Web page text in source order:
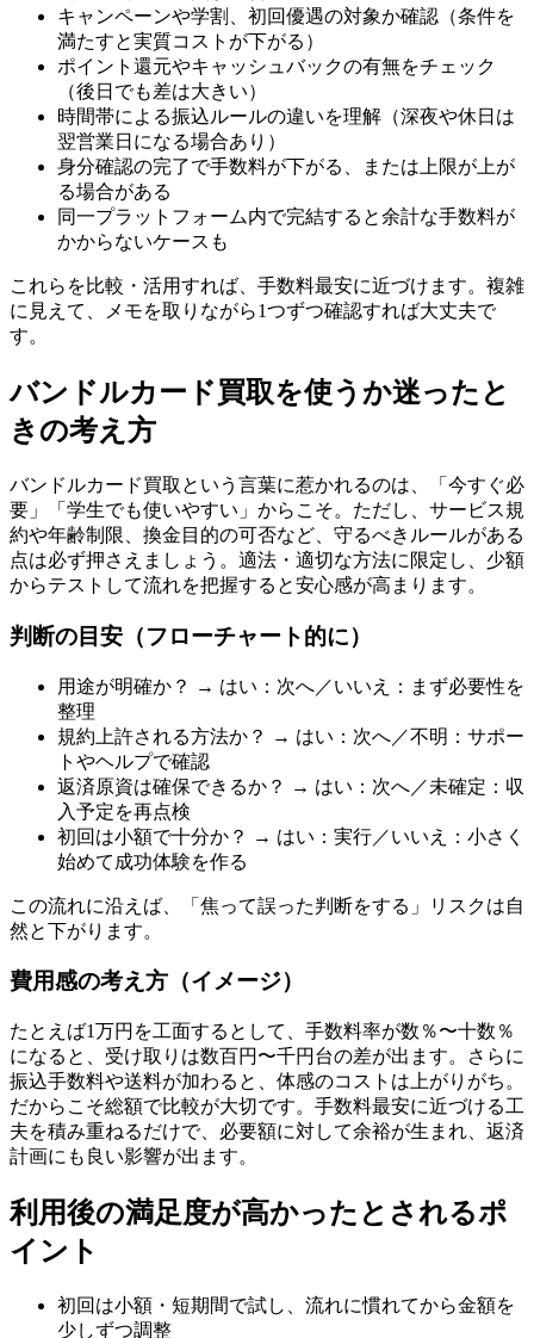
キャンペーンや学割、初回優遇の対象か確認（条件を
満たすと実質コストが下がる）
ポイント還元やキャッシュバックの有無をチェック
（後日でも差は大きい）
時間帯による振込ルールの違いを理解（深夜や休日は
翌営業日になる場合あり）
身分確認の完了で手数料が下がる、または上限が上が
る場合がある
同一プラットフォーム内で完結すると余計な手数料が
かからないケースも
これらを比較・活用すれば、手数料最安に近づけます。複雑
に見えて、メモを取りながら1つずつ確認すれば大丈夫で
す。
バンドルカード買取を使うか迷ったと
きの考え方
バンドルカード買取という言葉に惹かれるのは、「今すぐ必
要」「学生でも使いやすい」からこそ。ただし、サービス規
約や年齢制限、換金目的の可否など、守るべきルールがある
点は必ず押さえましょう。適法・適切な方法に限定し、少額
からテストして流れを把握すると安心感が高まります。
判断の目安（フローチャート的に）
用途が明確か？ → はい：次へ／いいえ：まず必要性を
整理
規約上許される方法か？ → はい：次へ／不明：サポー
トやヘルプで確認
返済原資は確保できるか？ → はい：次へ／未確定：収
入予定を再点検
初回は小額で十分か？ → はい：実行／いいえ：小さく
始めて成功体験を作る
この流れに沿えば、「焦って誤った判断をする」リスクは自
然と下がります。
費用感の考え方（イメージ）
たとえば1万円を工面するとして、手数料率が数％〜十数％
になると、受け取りは数百円〜千円台の差が出ます。さらに
振込手数料や送料が加わると、体感のコストは上がりがち。
だからこそ総額で比較が大切です。手数料最安に近づける工
夫を積み重ねるだけで、必要額に対して余裕が生まれ、返済
計画にも良い影響が出ます。
利用後の満足度が高かったとされるポ
イント
初回は小額・短期間で試し、流れに慣れてから金額を
少しずつ調整